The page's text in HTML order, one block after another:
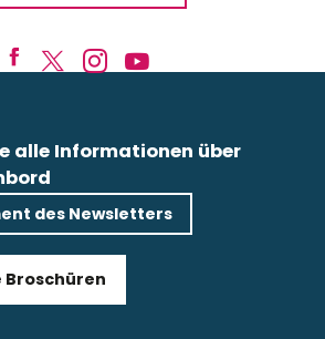
alle Informationen über
des Newsletters
Broschüren